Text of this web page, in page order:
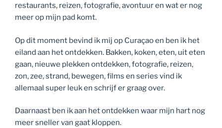
restaurants, reizen, fotografie, avontuur en wat er nog
meer op mijn pad komt.
Op dit moment bevind ik mij op Curaçao en ben ik het
eiland aan het ontdekken. Bakken, koken, eten, uit eten
gaan, nieuwe plekken ontdekken, fotografie, reizen,
zon, zee, strand, bewegen, films en series vind ik
allemaal super leuk en schrijf er graag over.
Daarnaast ben ik aan het ontdekken waar mijn hart nog
meer sneller van gaat kloppen.